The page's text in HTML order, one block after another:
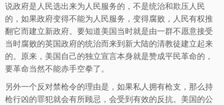
说政府是人民选出来为人民服务的，不是统治和欺压人民
的，如果政府变得不能为人民服务，变得腐败，人民有权推
翻它而建立新政府。要知道美国当时就是由一群不愿意接受
当时腐败的英国政府的统治而来到新大陆的清教徒建立起来
的。原来，美国自己的独立宣言本身就是赞成平民革命的，
要革命当然不能赤手空拳了。
另外一个反对禁枪令的理由是，如果私人拥有枪支，那么持
枪行凶的罪犯就会有所顾忌，会受到有效的反抗。美国的公